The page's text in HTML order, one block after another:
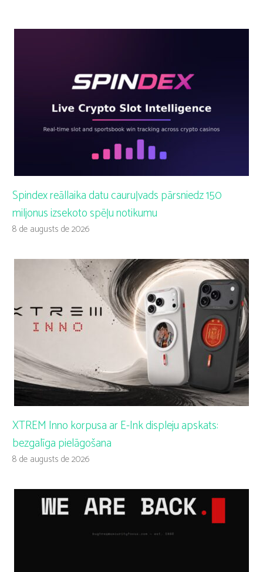
Spindex reāllaika datu cauruļvads pārsniedz 150
miljonus izsekoto spēļu notikumu
8 de augusts de 2026
XTREM Inno korpusa ar E-Ink displeju apskats:
bezgalīga pielāgošana
8 de augusts de 2026